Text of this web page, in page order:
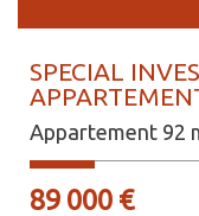
SPECIAL
Appartement 92
89 000 €